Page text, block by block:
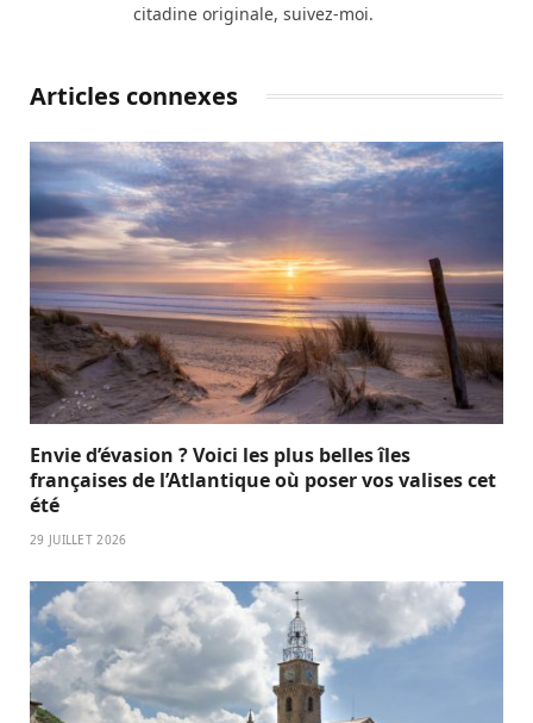
citadine originale, suivez-moi.
Articles connexes
Envie d’évasion ? Voici les plus belles îles
françaises de l’Atlantique où poser vos valises cet
été
29 JUILLET 2026